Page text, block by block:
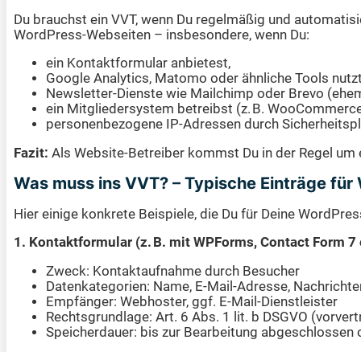
Du brauchst ein VVT, wenn Du regelmäßig und
WordPress-Webseiten – insbesondere, wenn Du:
ein Kontaktformular anbietest,
Google Analytics, Matomo oder ähnliche Tools
Newsletter-Dienste wie Mailchimp oder Brevo
ein Mitgliedersystem betreibst (z. B.
personenbezogene IP-Adressen durch
Fazit: Als Website-Betreiber kommst Du in der Regel um
Was muss ins VVT? – Typische Einträge
Hier einige konkrete Beispiele, die Du für Deine
1. Kontaktformular (z. B. mit WPForms, Contact Form
Zweck: Kontaktaufnahme durch Besucher
Datenkategorien: Name, E-Mail-Adresse,
Empfänger: Webhoster, ggf. E-Mail-Dienstleister
Rechtsgrundlage: Art. 6 Abs. 1 lit. b DSGVO
Speicherdauer: bis zur Bearbeitung